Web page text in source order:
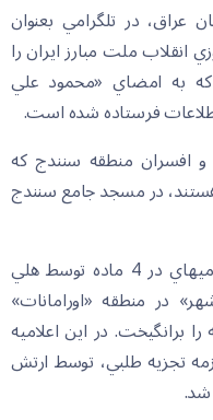
عراق، در تلگرامي بعنوان
انقلاب ملت مبارز ايران را
كه به امضاي «محمود علي
فرستاده شده است.
افسران منطقه سنندج كه
در مسجد جامع سنندج
پاوه ـ خبرنگاراطلاعات: عصر ديروز اعلاميه‏اي در 4 ماده توسط هلي
در منطقه «اورامانات»
برانگيخت. در اين اعلاميه
تجزيه طلبي، توسط ارتش
شد.